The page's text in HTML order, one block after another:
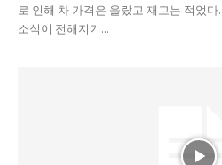
로 인해 차 가격은 올랐고 재고는 적었
소식이 전해지기...